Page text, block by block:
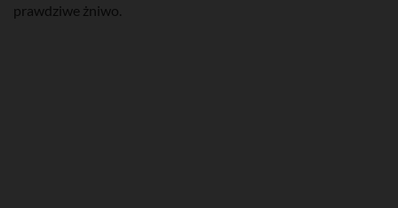
prawdziwe żniwo.